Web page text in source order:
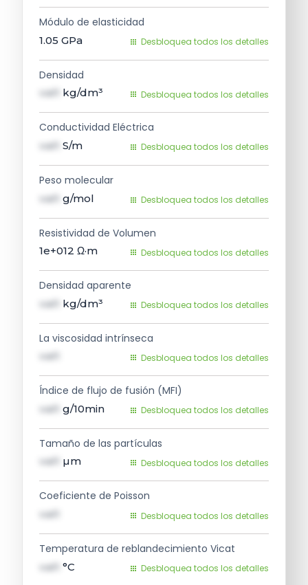
Módulo de elasticidad
1.05 GPa Desbloquea todos los detalles
Densidad
val1 kg/dm³ Desbloquea todos los detalles
Conductividad Eléctrica
val1 S/m Desbloquea todos los detalles
Peso molecular
val1 g/mol Desbloquea todos los detalles
Resistividad de Volumen
1e+012 Ω·m Desbloquea todos los detalles
Densidad aparente
val1 kg/dm³ Desbloquea todos los detalles
La viscosidad intrínseca
val1 Desbloquea todos los detalles
Índice de flujo de fusión (MFI)
val1 g/10min Desbloquea todos los detalles
Tamaño de las partículas
val1 µm Desbloquea todos los detalles
Coeficiente de Poisson
val1 Desbloquea todos los detalles
Temperatura de reblandecimiento Vicat
val1 °C Desbloquea todos los detalles